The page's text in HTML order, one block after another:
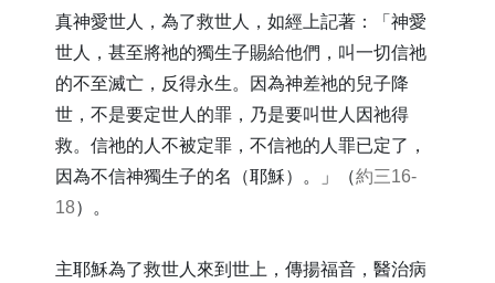
真神愛世人，為了救世人，如經上記著：「神愛
世人，甚至將祂的獨生子賜給他們，叫一切信祂
的不至滅亡，反得永生。因為神差祂的兒子降
世，不是要定世人的罪，乃是要叫世人因祂得
救。信祂的人不被定罪，不信祂的人罪已定了，
因為不信神獨生子的名（耶穌）。」（約三16-
18）。
主耶穌為了救世人來到世上，傳揚福音，醫治病